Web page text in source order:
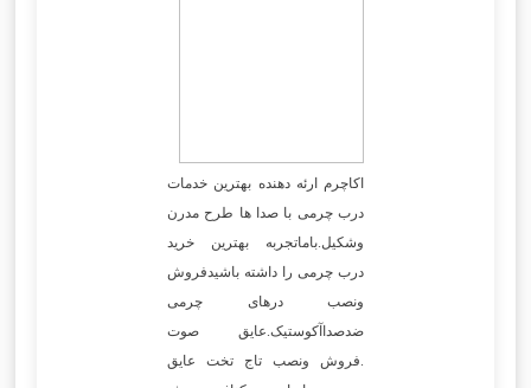
اکاچرم ارئه دهنده بهترین خدمات
درب چرمی با صدا ها طرح مدرن
وشکیل.باماتجربه بهترین خرید
درب چرمی را داشته باشیدفروش
ونصب درهای چرمی
ضدصداآکوستیک.عایق صوت
.فروش ونصب تاج تخت عایق